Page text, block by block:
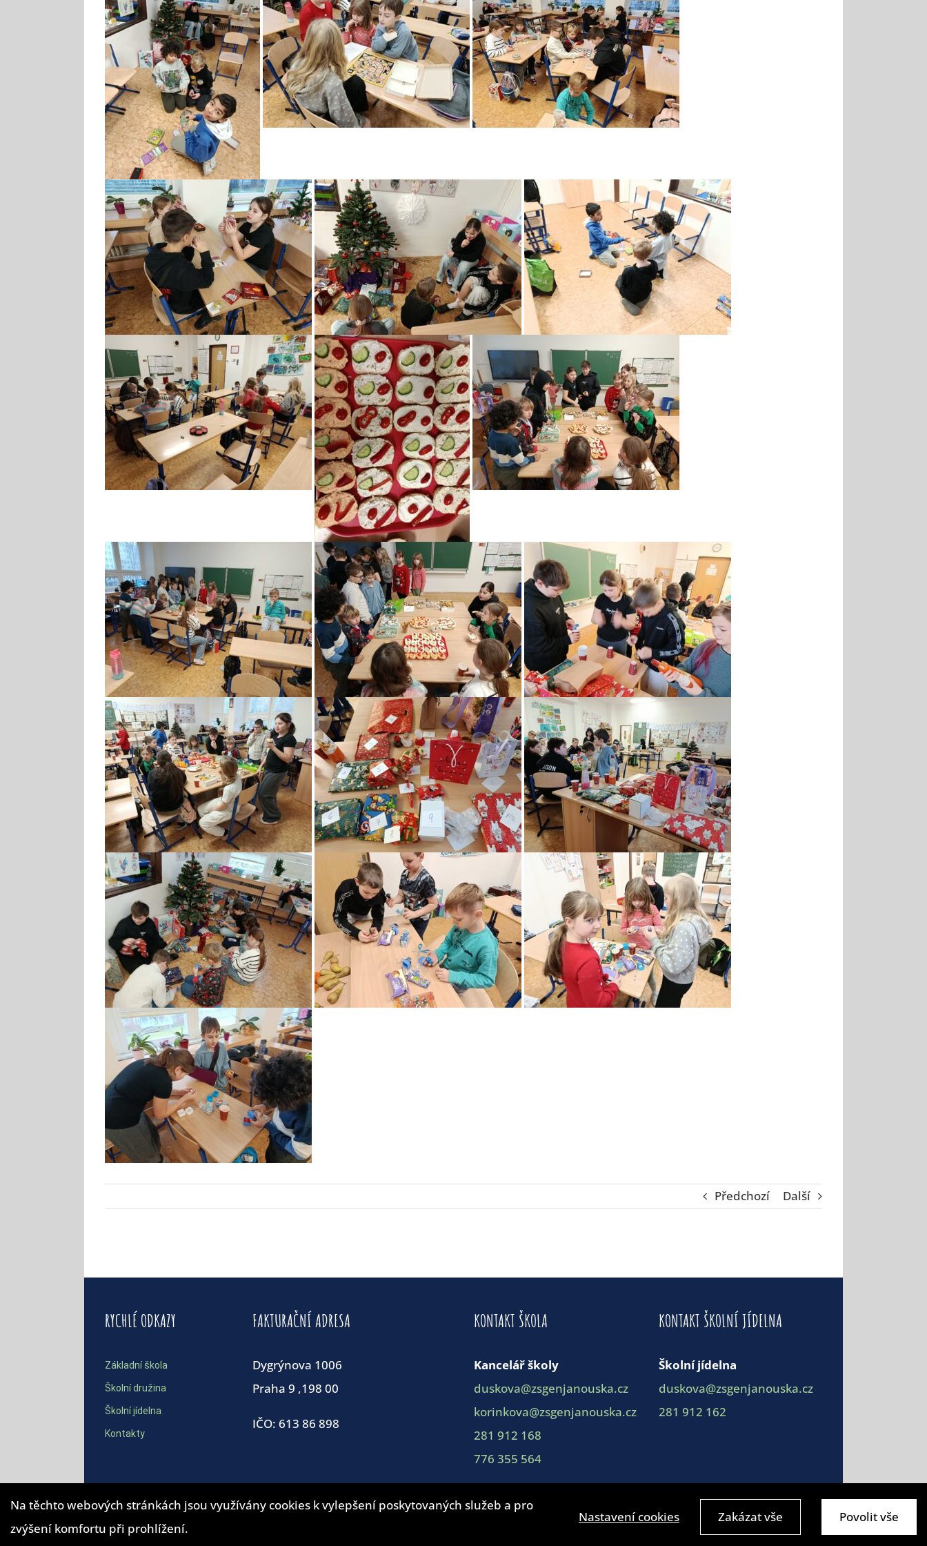
Předchozí Další
RYCHLÉ ODKAZY
Základní škola
Školní družina
Školní jídelna
Kontakty
FAKTURAČNÍ ADRESA
Dygrýnova 1006
Praha 9 ,198 00
IČO: 613 86 898
KONTAKT ŠKOLA
Kancelář školy
duskova@zsgenjanouska.cz
korinkova@zsgenjanouska.cz
281 912 168
776 355 564
KONTAKT ŠKOLNÍ JÍDELNA
Školní jídelna
duskova@zsgenjanouska.cz
281 912 162
Na těchto webových stránkách jsou využívány cookies k vylepšení poskytovaných služeb a pro
zvýšení komfortu při prohlížení.
Nastavení cookies Zakázat vše Povolit vše